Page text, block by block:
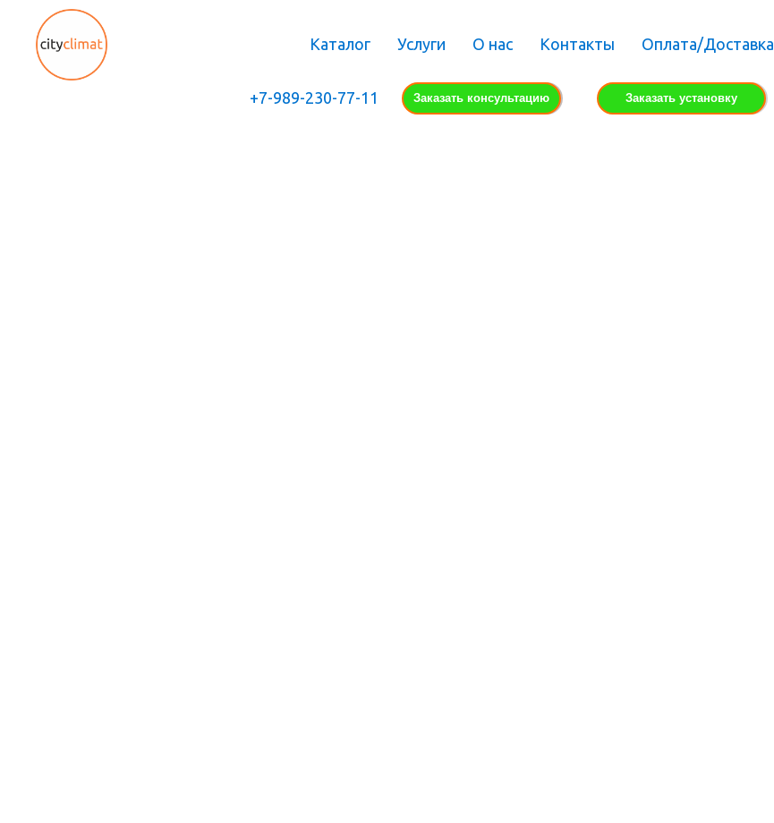
Каталог Услуги О нас Контакты Оплата/Доставка
+7-989-230-77-11 Заказать консультацию Заказать установку